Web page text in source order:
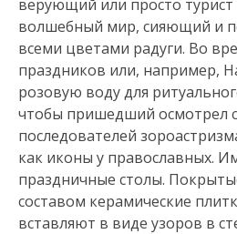
верующий или просто турист
волшебный мир, сияющий и
всеми цветами радуги. Во
праздников или, например,
розовую воду для
чтобы пришедший осмотрел
последователей
как иконы у православных.
праздничные столы.
составом керамические
вставляют в виде узоров в